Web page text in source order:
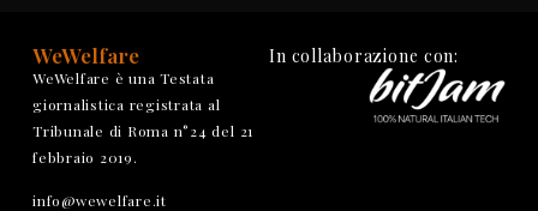
WeWelfare
WeWelfare è una Testata
giornalistica registrata al
Tribunale di Roma n°24 del 21
febbraio 2019.
info@wewelfare.it
In collaborazione con: